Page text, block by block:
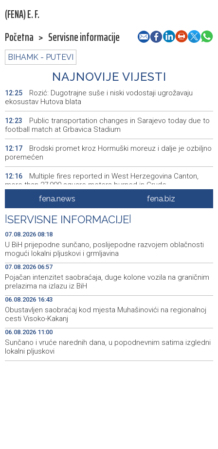
(FENA) E. F.
Početna > Servisne informacije
BIHAMK - PUTEVI
NAJNOVIJE VIJESTI
12:25
Rozić: Dugotrajne suše i niski vodostaji ugrožavaju
ekosustav Hutova blata
12:23
Public transportation changes in Sarajevo today due to
football match at Grbavica Stadium
12:17
Brodski promet kroz Hormuški moreuz i dalje je ozbiljno
poremećen
12:16
Multiple fires reported in West Herzegovina Canton,
more than 27,000 square meters burned in Grude
Best Photo contest to capture memorable moments of
the 32nd Sarajevo Film Festival
12:06
Izmjene trolejbuskog saobraćaja zbog utakmice na
Grbavici
12:04
Konferencija o zastupljenosti naroda u institucijama BiH
- Potrebni stručni, a ne politički odgovori (VIDEO)
11:59
Sarajevo marks 20 years of International Summer
School with focus on global justice challenges
11:53
Kallas: EU uvela nove sankcije za pet osoba povezanih s
ruskim vojno-industrijskim kompleksom
11:44
Niz požara u ŽZH, na području Gruda vatra prijetila
stambenim objektima
fena.news fena.biz
SERVISNE INFORMACIJE
07.08.2026 08:18
U BiH prijepodne sunčano, poslijepodne razvojem oblačnosti
mogući lokalni pljuskovi i grmljavina
07.08.2026 06:57
Pojačan intenzitet saobraćaja, duge kolone vozila na graničnim
prelazima na izlazu iz BiH
06.08.2026 16:43
Obustavljen saobraćaj kod mjesta Muhašinovići na regionalnoj
cesti Visoko-Kakanj
06.08.2026 11:00
Sunčano i vruće narednih dana, u popodnevnim satima izgledni
lokalni pljuskovi